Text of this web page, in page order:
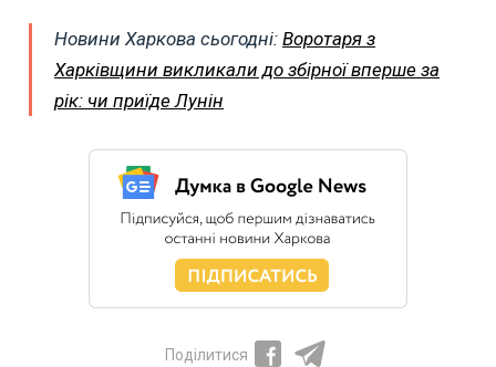
Новини Харкова сьогодні: Воротаря з
Харківщини викликали до збірної вперше за
рік: чи приїде Лунін
Поділитися